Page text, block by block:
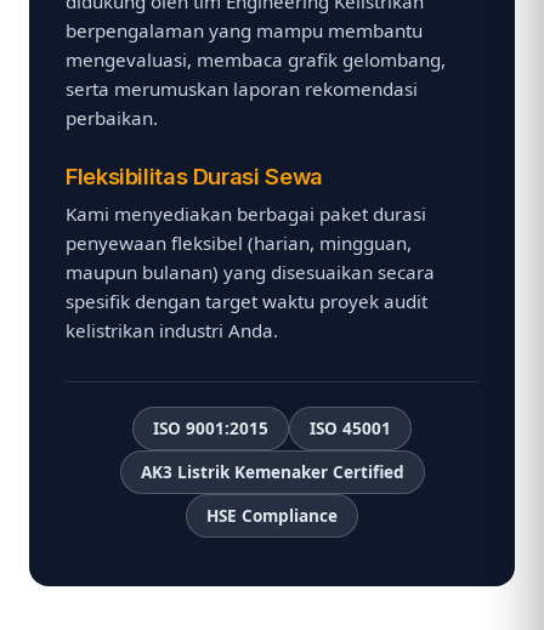
berpengalaman yang mampu membantu
mengevaluasi, membaca grafik gelombang,
serta merumuskan laporan rekomendasi
perbaikan.
Fleksibilitas Durasi Sewa
Kami menyediakan berbagai paket durasi
penyewaan fleksibel (harian, mingguan,
maupun bulanan) yang disesuaikan secara
spesifik dengan target waktu proyek audit
kelistrikan industri Anda.
ISO 9001:2015
ISO 45001
AK3 Listrik Kemenaker Certified
HSE Compliance